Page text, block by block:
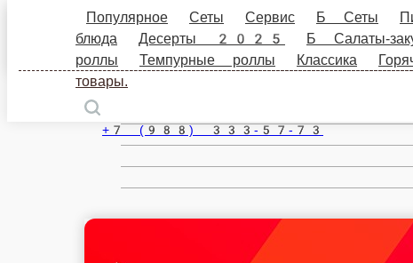
Новороссийск
ru
+7 (988) 333-57-73
Популярное Сеты Сервис Б Сеты Пицца
закуски
Б Классика суши/роллы Соуса и специи
лапша
Вегетарианское меню За баллы Чиббис